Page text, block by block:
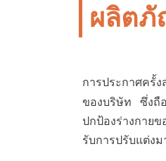
ผลิต
การประกาศครั้
ของบริษัท ซึ่งถื
ปกป้องร่างกาย
รับการปรับแต่งม